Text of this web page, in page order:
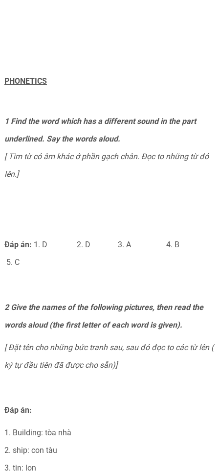
PHONETICS
1 Find the word which has a different sound in the part
underlined. Say the words aloud.
[ Tìm từ có âm khác ở phần gạch chân. Đọc to những từ đó
lên.]
Đáp án: 1. D 2. D 3. A 4. B
5. C
2 Give the names of the following pictures, then read the
words aloud (the first letter of each word is given).
[ Đặt tên cho những bức tranh sau, sau đó đọc to các từ lên (
ký tự đầu tiên đã được cho sẵn)]
Đáp án:
1. Building: tòa nhà
2. ship: con tàu
3. tin: lon